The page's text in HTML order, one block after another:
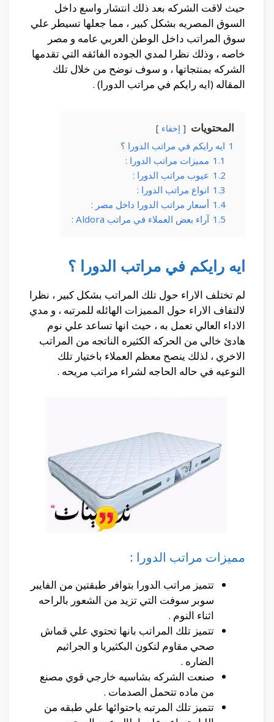
حيث لاقت الشركه بعد ذلك انتشار واسع داخل
السوق المصريه بشكل كبير ، مما جعلها تسيطر علي
سوق المراتب داخل الوطن العربي عامه و مصر
خاصه ، وذلك نظرا لمدي الجوده الفائقه التي تقدمها
الشركه بمنتجاتها ، و سوف نوضح من خلال تلك
المقاله (ايه رايكم في مراتب الدورا) .
المحتويات إخفاء
1 ايه رايكم في مراتب الدورا ؟
1.1 مميزات مراتب الدورا :
1.2 عيوب مراتب الدورا :
1.3 انواع مراتب الدورا :
1.4 أسعار مراتب الدورا داخل مصر :
1.5 آراء بعض العملاء في مراتب Aldora :
ايه رايكم في مراتب الدورا ؟
لم تختلف الاراء حول تلك المراتب بشكل كبير ، نظرا
لالتفاف الاراء حول المميزات الهائله للمرتبه ، و مدي
الاداء العالي تعمل به ، حيث انها تساعد علي نوم
هادئ خالي من الحركه الكثيره الناتجه من المراتب
الاخري ، لذلك ينصح معظم العملاء باختيار تلك
النوعيه في حاله الحاجه لشراء مراتب مريحه .
مميزات مراتب الدورا :
تتميز مراتب الدورا بتوافر طبقتين من الفايبر
سوبر سوفت التي تزيد من الشعور بالراحه
اثناء النوم .
تتميز تلك المراتب بانها تحتوي علي قماش
صحي مقاوم لتكون البكثيريا و الجراثيم
الضاره .
صنعت الشركه بشاسيه خارجي قوي مصنع
من ماده تتحمل الصدمات .
تتميز تلك المرتبه ياحتوائها علي طبقه من